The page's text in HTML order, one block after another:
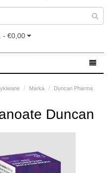
- €0,00
Marka Duncan Pharma
Duncan